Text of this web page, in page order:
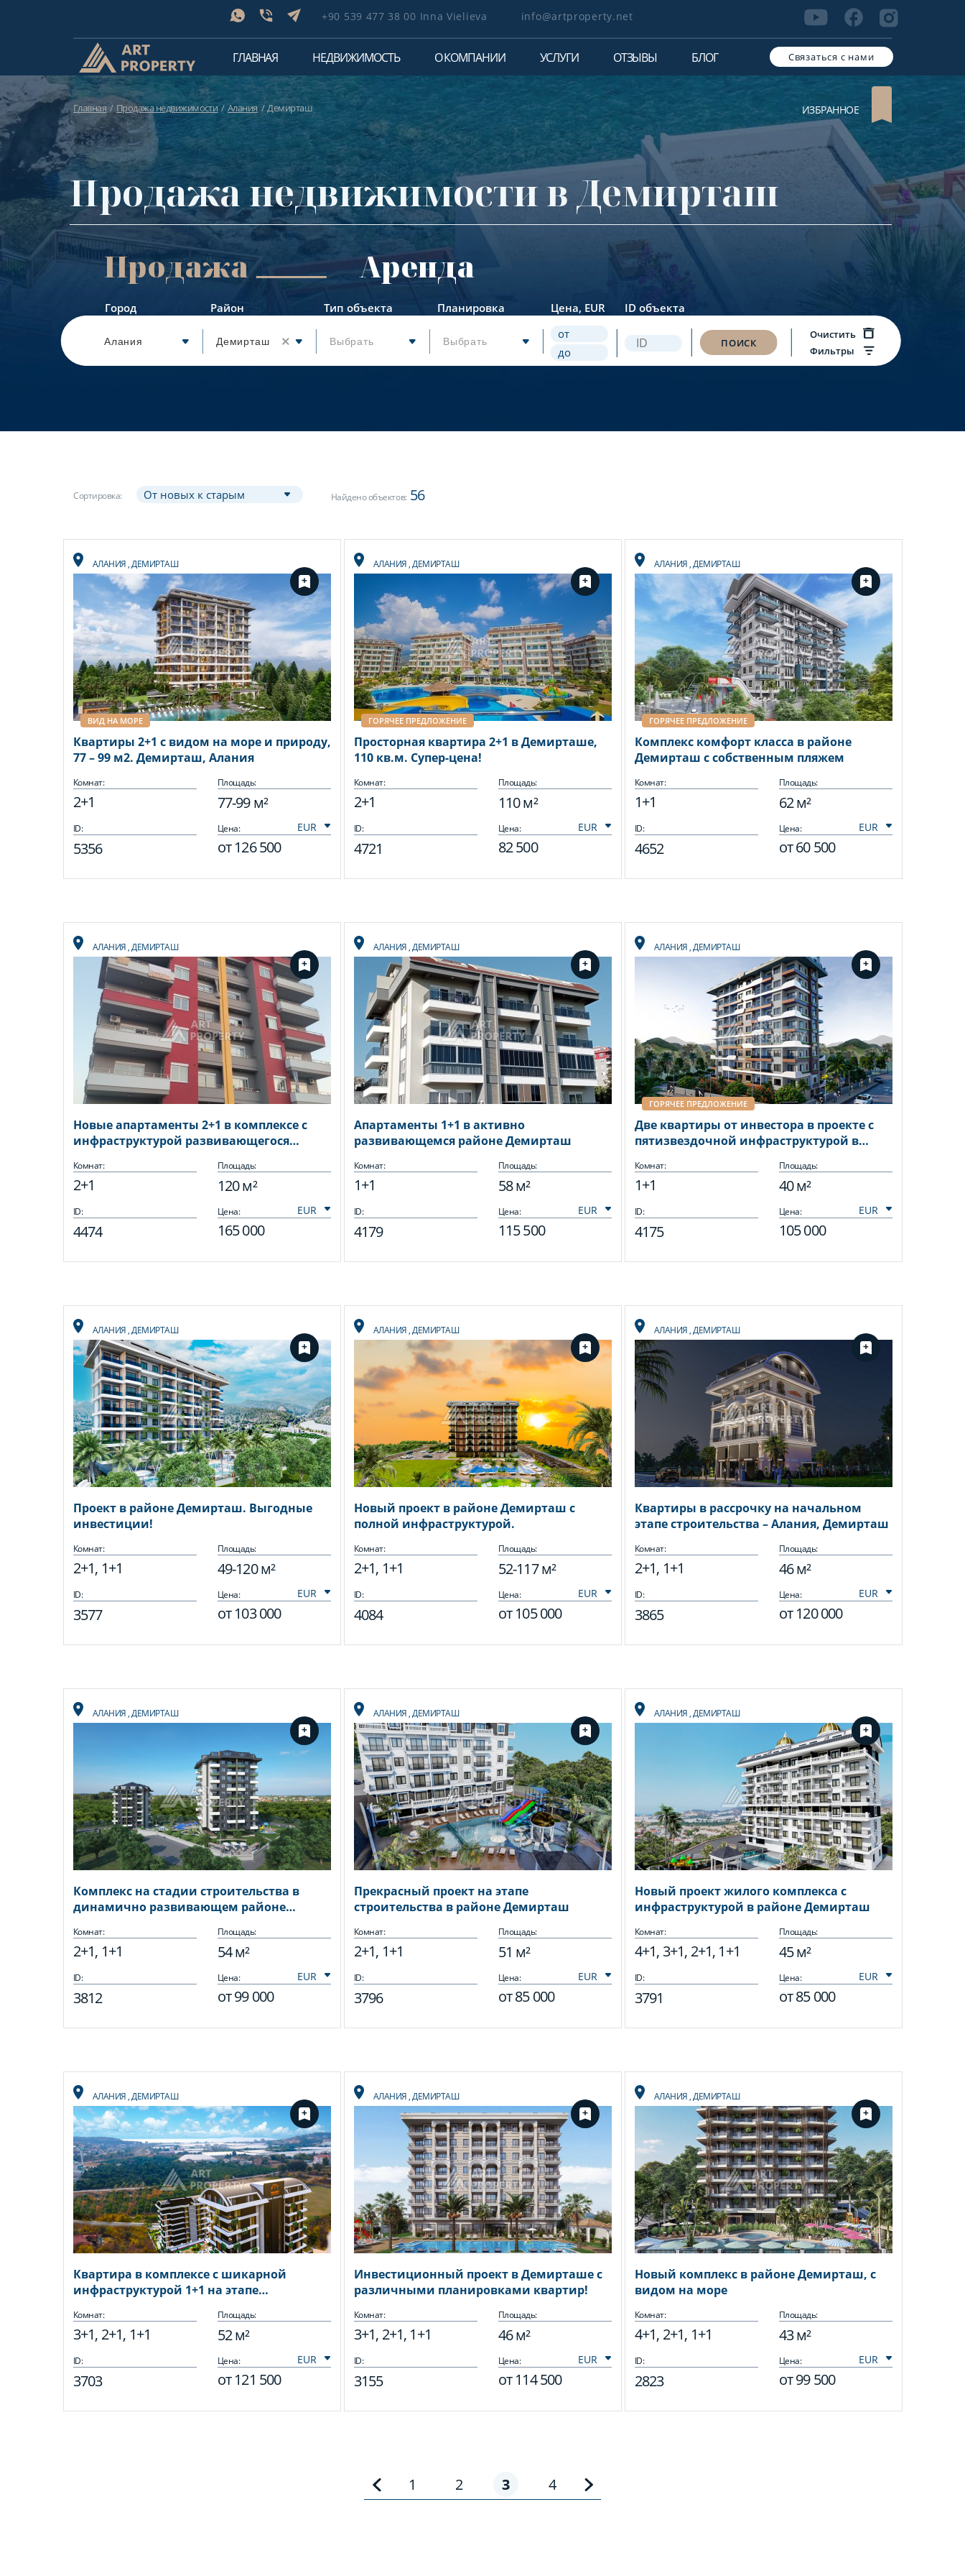
+90 539 477 38 00 Inna Vielieva info@artproperty.net
ГЛАВНАЯ НЕДВИЖИМОСТЬ О КОМПАНИИ УСЛУГИ ОТЗЫВЫ БЛОГ Связаться с нами
Главная Продажа недвижимости Алания Демирташ ИЗБРАННОЕ
Продажа недвижимости в Демирташ
Продажа Аренда
Город
Алания
Район
Демирташ
Тип объекта
Выбрать
Планировка
Выбрать
Цена, EUR ID объекта
ПОИСК
Очистить
Фильтры
Сортировка: Найдено объектов: 56
АЛАНИЯ,ДЕМИРТАШ
ВИД НА МОРЕ
Квартиры 2+1 с видом на море и природу,
77 – 99 м2. Демирташ, Алания
Комнат:
2+1
Площадь:
77-99 м²
ID:
5356
Цена:
от126 500
АЛАНИЯ,ДЕМИРТАШ
ГОРЯЧЕЕ ПРЕДЛОЖЕНИЕ
Просторная квартира 2+1 в Демирташе,
110 кв.м. Супер-цена!
Комнат:
2+1
Площадь:
110 м²
ID:
4721
Цена:
82 500
АЛАНИЯ,ДЕМИРТАШ
ГОРЯЧЕЕ ПРЕДЛОЖЕНИЕ
Комплекс комфорт класса в районе
Демирташ с собственным пляжем
Комнат:
1+1
Площадь:
62 м²
ID:
4652
Цена:
от60 500
АЛАНИЯ,ДЕМИРТАШ
Новые апартаменты 2+1 в комплексе с
инфраструктурой развивающегося
Комнат:
2+1
Площадь:
120 м²
ID:
4474
Цена:
165 000
АЛАНИЯ,ДЕМИРТАШ
Апартаменты 1+1 в активно
развивающемся районе Демирташ
Комнат:
1+1
Площадь:
58 м²
ID:
4179
Цена:
115 500
АЛАНИЯ,ДЕМИРТАШ
ГОРЯЧЕЕ ПРЕДЛОЖЕНИЕ
Две квартиры от инвестора в проекте с
пятизвездочной инфраструктурой в
Комнат:
1+1
Площадь:
40 м²
ID:
4175
Цена:
105 000
АЛАНИЯ,ДЕМИРТАШ
Проект в районе Демирташ. Выгодные
инвестиции!
Комнат:
2+1, 1+1
Площадь:
49-120 м²
ID:
3577
Цена:
от103 000
АЛАНИЯ,ДЕМИРТАШ
Новый проект в районе Демирташ с
полной инфраструктурой.
Комнат:
2+1, 1+1
Площадь:
52-117 м²
ID:
4084
Цена:
от105 000
АЛАНИЯ,ДЕМИРТАШ
Квартиры в рассрочку на начальном
этапе строительства – Алания, Демирташ
Комнат:
2+1, 1+1
Площадь:
46 м²
ID:
3865
Цена:
от120 000
АЛАНИЯ,ДЕМИРТАШ
Комплекс на стадии строительства в
динамично развивающем районе
Комнат:
2+1, 1+1
Площадь:
54 м²
ID:
3812
Цена:
от99 000
АЛАНИЯ,ДЕМИРТАШ
Прекрасный проект на этапе
строительства в районе Демирташ
Комнат:
2+1, 1+1
Площадь:
51 м²
ID:
3796
Цена:
от85 000
АЛАНИЯ,ДЕМИРТАШ
Новый проект жилого комплекса с
инфраструктурой в районе Демирташ
Комнат:
4+1, 3+1, 2+1, 1+1
Площадь:
45 м²
ID:
3791
Цена:
от85 000
АЛАНИЯ,ДЕМИРТАШ
Квартира в комплексе с шикарной
инфраструктурой 1+1 на этапе
Комнат:
3+1, 2+1, 1+1
Площадь:
52 м²
ID:
3703
Цена:
от121 500
АЛАНИЯ,ДЕМИРТАШ
Инвестиционный проект в Демирташе с
различными планировками квартир!
Комнат:
3+1, 2+1, 1+1
Площадь:
46 м²
ID:
3155
Цена:
от114 500
АЛАНИЯ,ДЕМИРТАШ
Новый комплекс в районе Демирташ, с
видом на море
Комнат:
4+1, 2+1, 1+1
Площадь:
43 м²
ID:
2823
Цена:
от99 500
1 2 3 4